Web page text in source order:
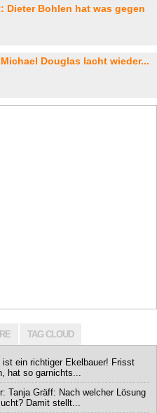
Dieter Bohlen hat was gegen
Douglas lacht wieder...
TAG CLOUD
ist ein richtiger Ekelbauer! Frisst
hat so garnichts...
: Tanja Gräff: Nach welcher Lösung
Damit stellt...